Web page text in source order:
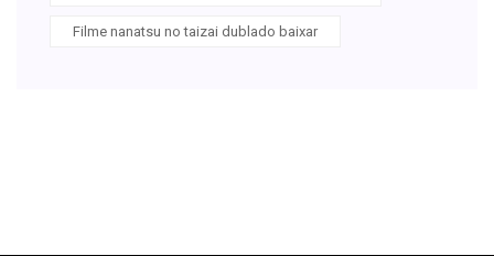
Filme nanatsu no taizai dublado baixar